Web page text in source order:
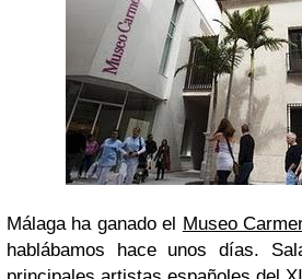
Málaga ha ganado el Museo
hablábamos hace unos días.